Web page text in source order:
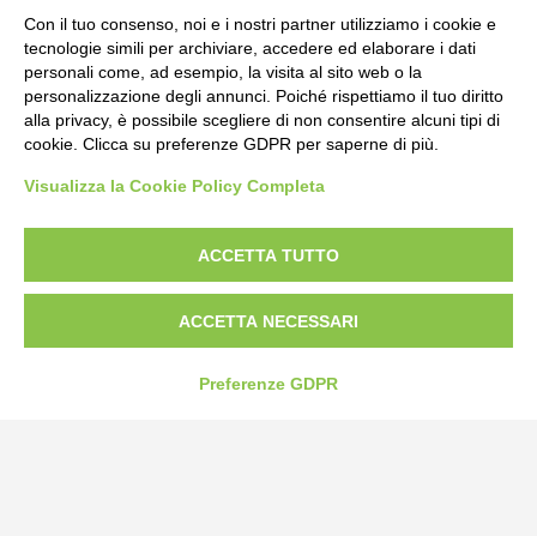
Bogliano Srl
Fax: 0172-487399
Con il tuo consenso, noi e i nostri partner utilizziamo i cookie e
tecnologie simili per archiviare, accedere ed elaborare i dati
personali come, ad esempio, la visita al sito web o la
personalizzazione degli annunci. Poiché rispettiamo il tuo diritto
alla privacy, è possibile scegliere di non consentire alcuni tipi di
cookie. Clicca su preferenze GDPR per saperne di più.
Visualizza la Cookie Policy Completa
ACCETTA TUTTO
ACCETTA NECESSARI
Preferenze GDPR